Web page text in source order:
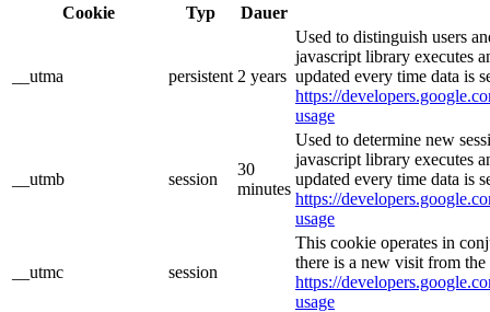
Cookie
Typ Dauer
__utma persistent 2 years
Used to distinguish users
javascript library executes
updated every time data is
https://
usage
__utmb session
30
minutes
Used to determine new
javascript library executes
updated every time data is
https://
usage
__utmc session
This cookie operates in
there is a new visit from
https://
usage